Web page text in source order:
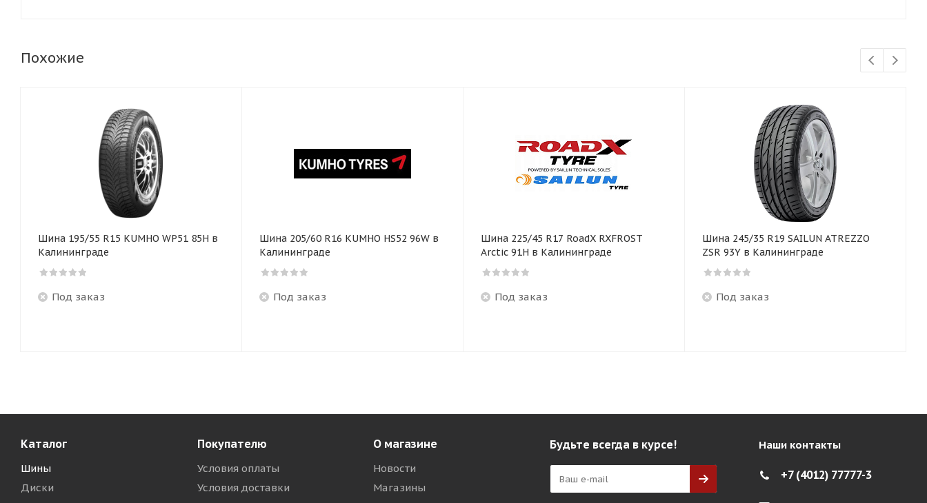
Похожие
Шина 195/55 R15 KUMHO WP51 85H в
Калининграде
Под заказ
Шина 205/60 R16 KUMHO HS52 96W в
Калининграде
Под заказ
Шина 225/45 R17 RoadX RXFROST
Arctic 91H в Калининграде
Под заказ
Шина 245/35 R19 SAILUN ATREZZO
ZSR 93Y в Калининграде
Под заказ
Каталог
Шины
Диски
Покупателю
Условия оплаты
Условия доставки
О магазине
Новости
Магазины
Будьте всегда в курсе! Наши контакты
+7 (4012) 77777-3